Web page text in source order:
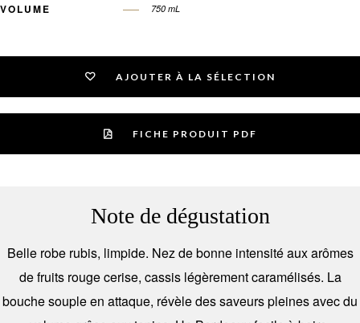
VOLUME 750 mL
AJOUTER À LA SÉLECTION
FICHE PRODUIT PDF
Note de dégustation
Belle robe rubis, limpide. Nez de bonne intensité aux arômes
de fruits rouge cerise, cassis légèrement caramélisés. La
bouche souple en attaque, révèle des saveurs pleines avec du